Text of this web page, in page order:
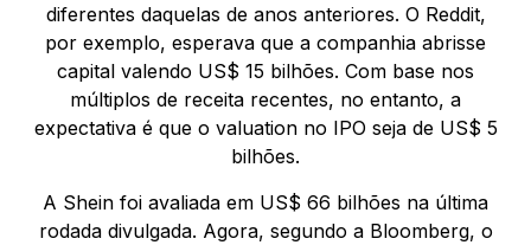
diferentes daquelas de anos anteriores. O Reddit,
por exemplo, esperava que a companhia abrisse
capital valendo US$ 15 bilhões. Com base nos
múltiplos de receita recentes, no entanto, a
expectativa é que o valuation no IPO seja de US$ 5
bilhões.
A Shein foi avaliada em US$ 66 bilhões na última
rodada divulgada. Agora, segundo a Bloomberg, o